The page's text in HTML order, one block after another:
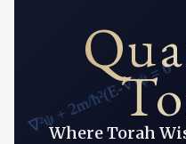
∇²ψ + 2m/ħ²(E-V)ψ = 0
Where Torah